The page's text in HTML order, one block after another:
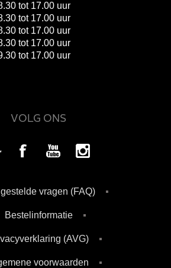
tot 17.00 uur
tot 17.00 uur
tot 17.00 uur
tot 17.00 uur
tot 17.00 uur
VOLG ONS
vragen (FAQ)
Bestelinformatie
(AVG)
voorwaarden